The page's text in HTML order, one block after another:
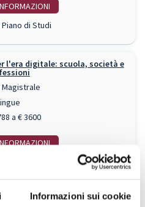
Informazioni sui cookie
Piano di Studi
l'era digitale: scuola, società e
Magistrale
a € 3600
Aziendale